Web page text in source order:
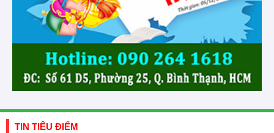
TIN TIÊU ĐIỂM